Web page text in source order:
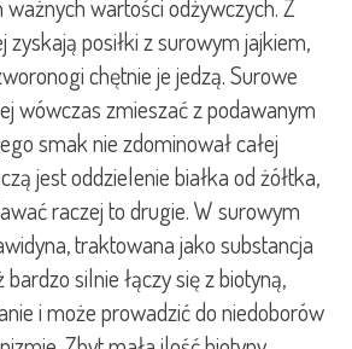
wartości odżywczych. Z
zyskają posiłki z surowym jajkiem,
chętnie je jedzą. Surowe
wówczas zmieszać z podawanym
smak nie zdominował całej
jest oddzielenie białka od żółtka,
raczej to drugie. W surowym
traktowana jako substancja
silnie łączy się z biotyną,
i może prowadzić do niedoborów